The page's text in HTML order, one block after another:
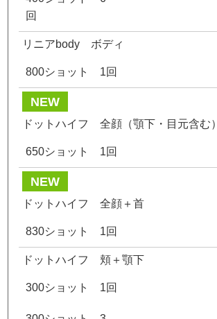
回
リニアbody ボディ
800ショット 1回
NEW
ドットハイフ 全顔（顎下・目元含む）
650ショット 1回
NEW
ドットハイフ 全顔＋首
830ショット 1回
ドットハイフ 頬＋顎下
300ショット 1回